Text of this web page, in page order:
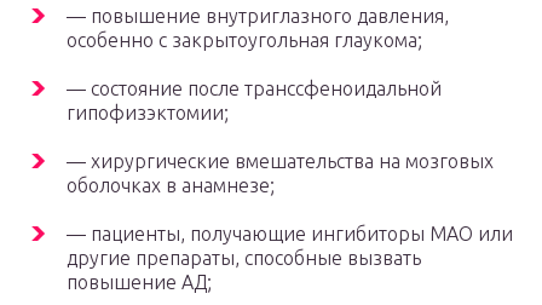
— повышение внутриглазного давления,
особенно с закрытоугольная глаукома;
— состояние после транссфеноидальной
гипофизэктомии;
— хирургические вмешательства на мозговых
оболочках в анамнезе;
— пациенты, получающие ингибиторы МАО или
другие препараты, способные вызвать
повышение АД;